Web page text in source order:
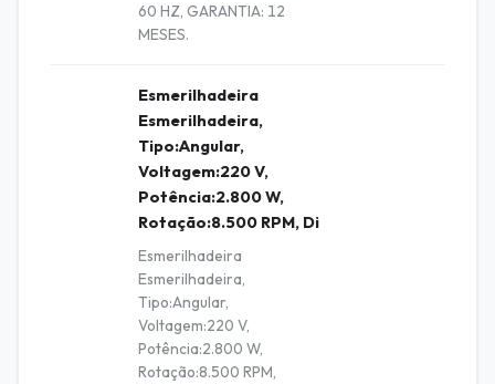
60 HZ, GARANTIA: 12
MESES.
Esmerilhadeira
Esmerilhadeira,
Tipo:Angular,
Voltagem:220 V,
Potência:2.800 W,
Rotação:8.500 RPM, Di
Esmerilhadeira
Esmerilhadeira,
Tipo:Angular,
Voltagem:220 V,
Potência:2.800 W,
Rotação:8.500 RPM,